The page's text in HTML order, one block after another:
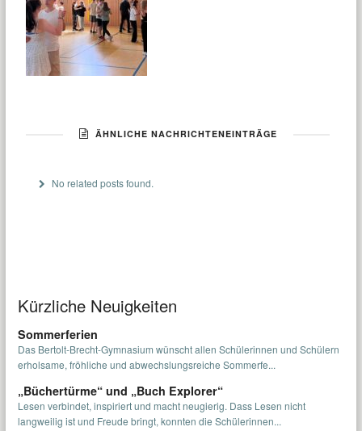
ÄHNLICHE NACHRICHTENEINTRÄGE
No related posts found.
Kürzliche Neuigkeiten
Sommerferien
Das Bertolt-Brecht-Gymnasium wünscht allen Schülerinnen und Schülern
erholsame, fröhliche und abwechslungsreiche Sommerfe...
„Büchertürme“ und „Buch Explorer“
Lesen verbindet, inspiriert und macht neugierig. Dass Lesen nicht
langweilig ist und Freude bringt, konnten die Schülerinnen...